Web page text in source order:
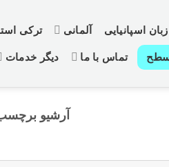
اسپانیایی آلمانی ترکی
سطح تماس با ما دیگر خدمات
آرشیو